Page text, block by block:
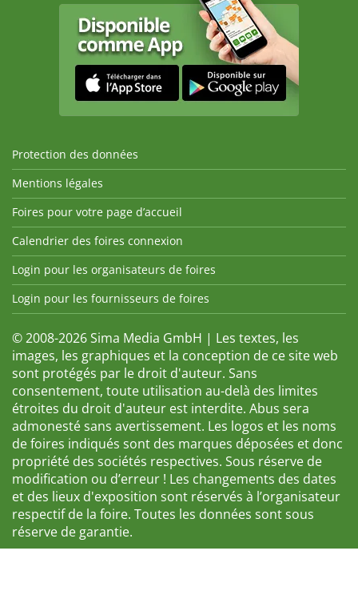
Protection des données
Mentions légales
Foires pour votre page d’accueil
Calendrier des foires connexion
Login pour les organisateurs de foires
Login pour les fournisseurs de foires
© 2008-2026 Sima Media GmbH | Les textes, les
images, les graphiques et la conception de ce site web
sont protégés par le droit d'auteur. Sans
consentement, toute utilisation au-delà des limites
étroites du droit d'auteur est interdite. Abus sera
admonesté sans avertissement. Les logos et les noms
de foires indiqués sont des marques déposées et donc
propriété des sociétés respectives. Sous réserve de
modification ou d’erreur ! Les changements des dates
et des lieux d'exposition sont réservés à l’organisateur
respectif de la foire. Toutes les données sont sous
réserve de garantie.